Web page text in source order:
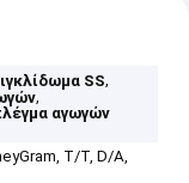
SS,
,
αγωγών
T/T, D/A,